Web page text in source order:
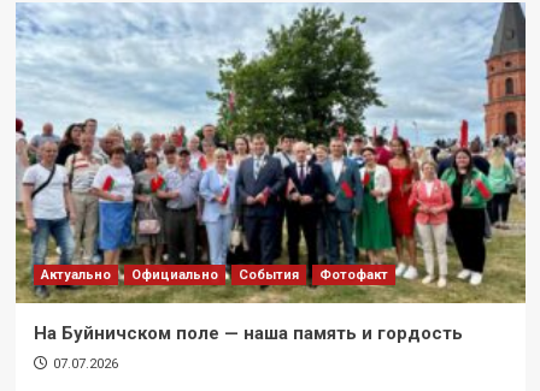
Актуально Официально События Фотофакт
На Буйничском поле — наша память и гордость
07.07.2026